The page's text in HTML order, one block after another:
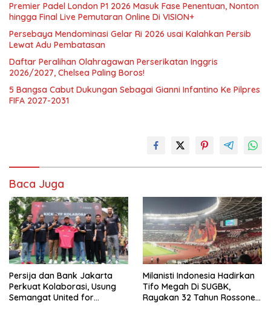
Premier Padel London P1 2026 Masuk Fase Penentuan, Nonton
hingga Final Live Pemutaran Online Di VISION+
Persebaya Mendominasi Gelar Ri 2026 usai Kalahkan Persib
Lewat Adu Pembatasan
Daftar Peralihan Olahragawan Perserikatan Inggris
2026/2027, Chelsea Paling Boros!
5 Bangsa Cabut Dukungan Sebagai Gianni Infantino Ke Pilpres
FIFA 2027-2031
Baca Juga
Persija dan Bank Jakarta
Perkuat Kolaborasi, Usung
Semangat United for
Milanisti Indonesia Hadirkan
Tifo Megah Di SUGBK,
Rayakan 32 Tahun Rossoneri